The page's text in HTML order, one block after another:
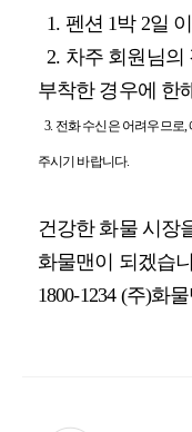
1. 펜션 1박 2일
2. 차주 회원님
부착한 경우에 한
3. 전화 수신은 어려우므로
주시기 바랍니다.
건강한 화물 시장
화물맨이 되겠습
1800-1234 (주)화